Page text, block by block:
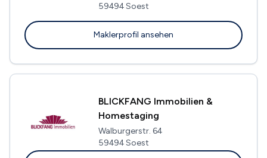
59494 Soest
Maklerprofil ansehen
BLICKFANG Immobilien &
Homestaging
Walburgerstr. 64
59494 Soest